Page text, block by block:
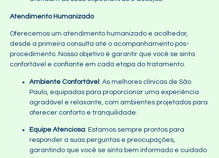
Atendimento Humanizado
Oferecemos um atendimento humanizado e acolhedor,
desde a primeira consulta até o acompanhamento pós-
procedimento. Nosso objetivo é garantir que você se sinta
confortável e confiante em cada etapa do tratamento.
Ambiente Confortável : As melhores clinicas de São
Paulo, equipadas para proporcionar uma experiência
agradável e relaxante, com ambientes projetados para
oferecer conforto e tranquilidade.
Equipe Atenciosa: Estamos sempre prontos para
responder a suas perguntas e preocupações,
garantindo que você se sinta bem informado e cuidado